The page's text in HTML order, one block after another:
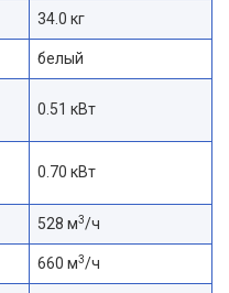
34.0 кг
белый
0.51 кВт
0.70 кВт
528 м3/ч
660 м3/ч